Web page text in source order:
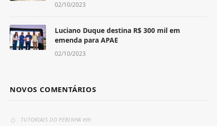
02/10/2023
Luciano Duque destina R$ 300 mil em
emenda para APAE
02/10/2023
NOVOS COMENTÁRIOS
TUTORIAIS DO PEBINHA em